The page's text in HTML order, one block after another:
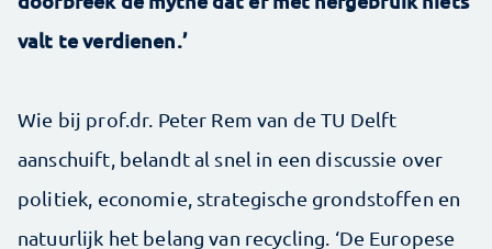
valt te verdienen.’
Wie bij prof.dr. Peter Rem van de TU Delft
aanschuift, belandt al snel in een discussie over
politiek, economie, strategische grondstoffen en
natuurlijk het belang van recycling. ‘De Europese